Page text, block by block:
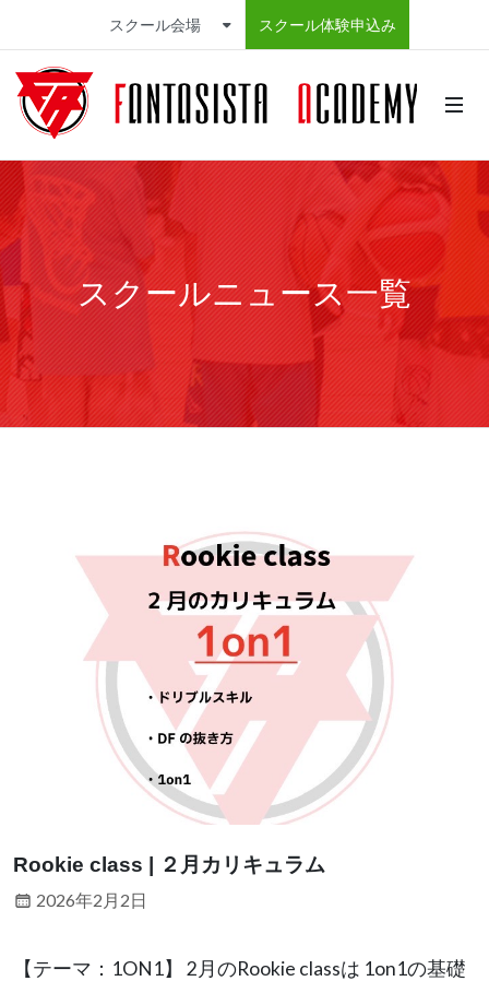
スクール会場 スクール体験申込み
スクールニュース一覧
Rookie class | ２月カリキュラム
2026年2月2日
【テーマ：1ON1】 2月のRookie classは 1on1の基礎